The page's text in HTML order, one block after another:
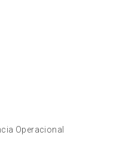
Operacional